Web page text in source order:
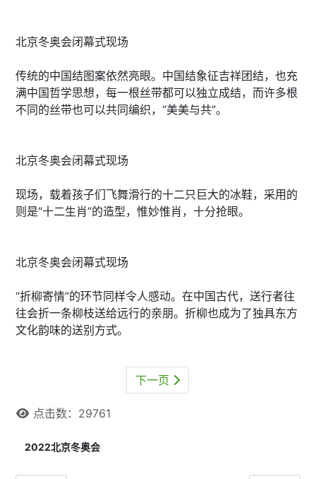
北京冬奥会闭幕式现场
传统的中国结图案依然亮眼。中国结象征吉祥团结，也充
满中国哲学思想，每一根丝带都可以独立成结，而许多根
不同的丝带也可以共同编织，“美美与共”。
北京冬奥会闭幕式现场
现场，载着孩子们飞舞滑行的十二只巨大的冰鞋，采用的
则是“十二生肖”的造型，惟妙惟肖，十分抢眼。
北京冬奥会闭幕式现场
“折柳寄情”的环节同样令人感动。在中国古代，送行者往
往会折一条柳枝送给远行的亲朋。折柳也成为了独具东方
文化韵味的送别方式。
下一页
点击数：29761
2022北京冬奥会